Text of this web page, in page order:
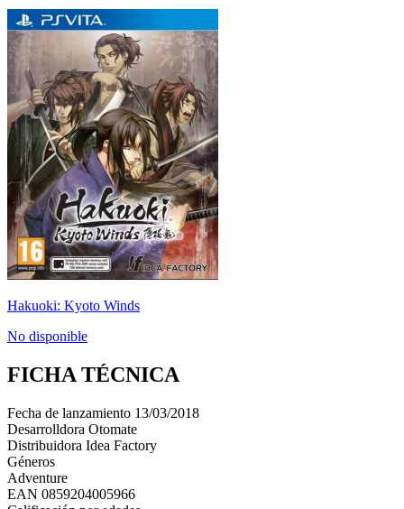
Hakuoki: Kyoto Winds
No disponible
FICHA TÉCNICA
Fecha de lanzamiento 13/03/2018
Desarrolldora Otomate
Distribuidora Idea Factory
Géneros
Adventure
EAN 0859204005966